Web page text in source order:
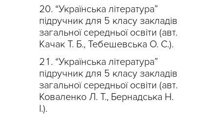
“Українська література”
підручник для 5 класу закладів
загальної середньої освіти (авт.
Качак Т. Б., Тебешевська О. С.).
“Українська література”
підручник для 5 класу закладів
загальної середньої освіти (авт.
Коваленко Л. Т., Бернадська Н.
І.).